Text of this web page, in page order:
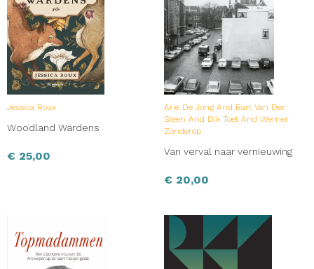
Jessica Roux
Woodland Wardens
€ 25,00
Arie De Jong And Bart Van Der
Steen And Dik Toet And Werner
Zonderop
Van verval naar vernieuwing
€ 20,00